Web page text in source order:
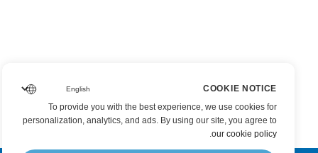
COOKIE NOTICE
To provide you with the best experience, we use cookies for
personalization, analytics, and ads. By using our site, you agree to
our cookie policy
.